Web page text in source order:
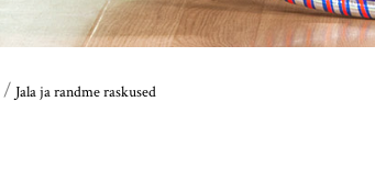
/ Jala ja randme raskused